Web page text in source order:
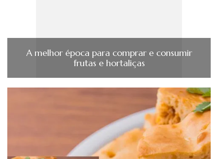
A melhor época para comprar e consumir
frutas e hortaliças